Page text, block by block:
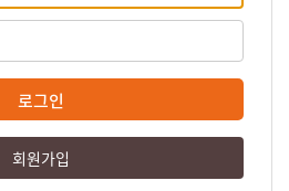
로그인
회원가입